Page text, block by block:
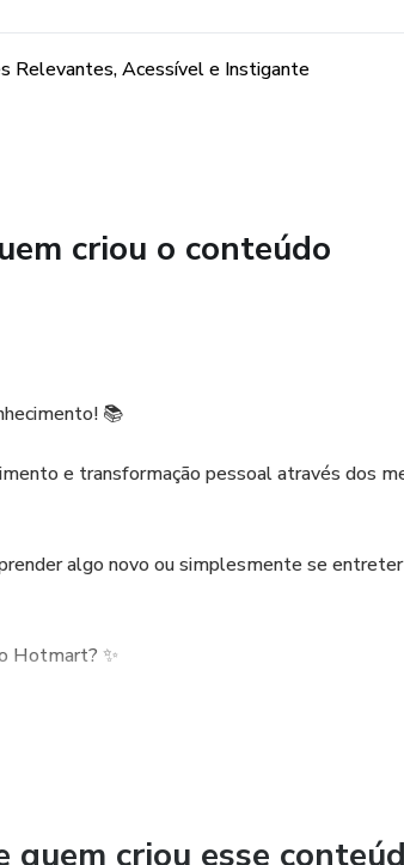
Relevantes, Acessível e Instigante
criou o conteúdo
📚
e transformação pessoal através dos
algo novo ou simplesmente se
Hotmart? ✨
cuidadosamente criado para proporcionar
criou esse